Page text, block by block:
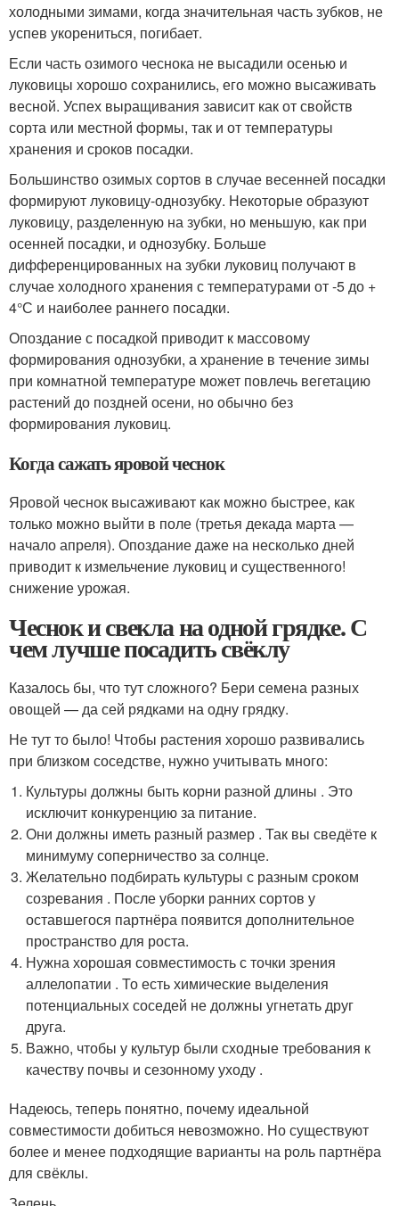
холодными зимами, когда значительная часть зубков, не
успев укорениться, погибает.
Если часть озимого чеснока не высадили осенью и
луковицы хорошо сохранились, его можно высаживать
весной. Успех выращивания зависит как от свойств
сорта или местной формы, так и от температуры
хранения и сроков посадки.
Большинство озимых сортов в случае весенней посадки
формируют луковицу-однозубку. Некоторые образуют
луковицу, разделенную на зубки, но меньшую, как при
осенней посадки, и однозубку. Больше
дифференцированных на зубки луковиц получают в
случае холодного хранения с температурами от -5 до +
4°С и наиболее раннего посадки.
Опоздание с посадкой приводит к массовому
формирования однозубки, а хранение в течение зимы
при комнатной температуре может повлечь вегетацию
растений до поздней осени, но обычно без
формирования луковиц.
Когда сажать яровой чеснок
Яровой чеснок высаживают как можно быстрее, как
только можно выйти в поле (третья декада марта —
начало апреля). Опоздание даже на несколько дней
приводит к измельчение луковиц и существенного!
снижение урожая.
Чеснок и свекла на одной грядке. С
чем лучше посадить свёклу
Казалось бы, что тут сложного? Бери семена разных
овощей — да сей рядками на одну грядку.
Не тут то было! Чтобы растения хорошо развивались
при близком соседстве, нужно учитывать много:
Культуры должны быть корни разной длины . Это
исключит конкуренцию за питание.
Они должны иметь разный размер . Так вы сведёте к
минимуму соперничество за солнце.
Желательно подбирать культуры с разным сроком
созревания . После уборки ранних сортов у
оставшегося партнёра появится дополнительное
пространство для роста.
Нужна хорошая совместимость с точки зрения
аллелопатии . То есть химические выделения
потенциальных соседей не должны угнетать друг
друга.
Важно, чтобы у культур были сходные требования к
качеству почвы и сезонному уходу .
Надеюсь, теперь понятно, почему идеальной
совместимости добиться невозможно. Но существуют
более и менее подходящие варианты на роль партнёра
для свёклы.